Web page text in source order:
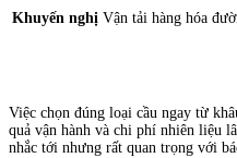
Khuyến nghị Vận tải hàng hóa
Việc chọn đúng loại cầu ngay từ
quả vận hành và chi phí nhiên liệu
nhắc tới nhưng rất quan trọng với